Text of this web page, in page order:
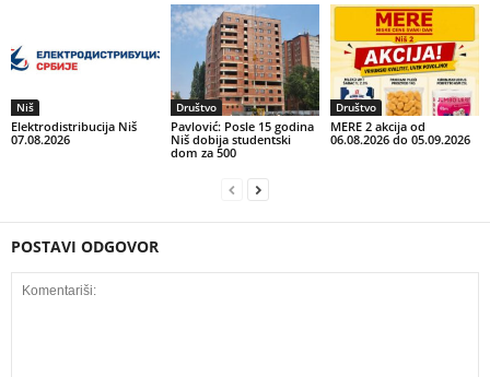
Niš
Elektrodistribucija Niš
07.08.2026
Društvo
Pavlović: Posle 15 godina
Niš dobija studentski
dom za 500
Društvo
MERE 2 akcija od
06.08.2026 do 05.09.2026
POSTAVI ODGOVOR